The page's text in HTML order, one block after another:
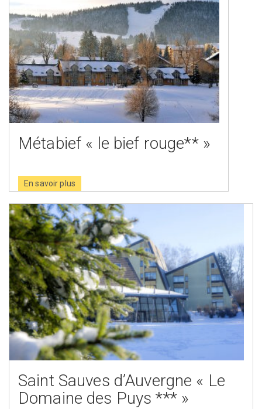
Métabief « le bief rouge** »
En savoir plus
Saint Sauves d’Auvergne « Le
Domaine des Puys *** »